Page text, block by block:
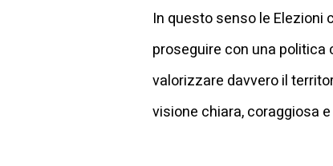
In questo senso le Elezioni
proseguire con una politica
valorizzare davvero il
visione chiara, coraggiosa